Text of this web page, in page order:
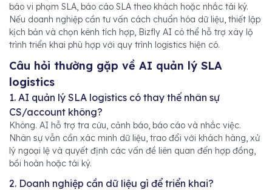
báo vi phạm SLA, báo cáo SLA theo khách hoặc nhắc tái ký.
Nếu doanh nghiệp cần tư vấn cách chuẩn hóa dữ liệu, thiết lập
kịch bản và chọn kênh tích hợp, Bizfly AI có thể hỗ trợ xây lộ
trình triển khai phù hợp với quy trình logistics hiện có.
Câu hỏi thường gặp về AI quản lý SLA
logistics
1. AI quản lý SLA logistics có thay thế nhân sự
CS/account không?
Không. AI hỗ trợ tra cứu, cảnh báo, báo cáo và nhắc việc.
Nhân sự vẫn cần xác minh dữ liệu, trao đổi với khách hàng, xử
lý ngoại lệ và quyết định các vấn đề liên quan đến hợp đồng,
bồi hoàn hoặc tái ký.
2. Doanh nghiệp cần dữ liệu gì để triển khai?